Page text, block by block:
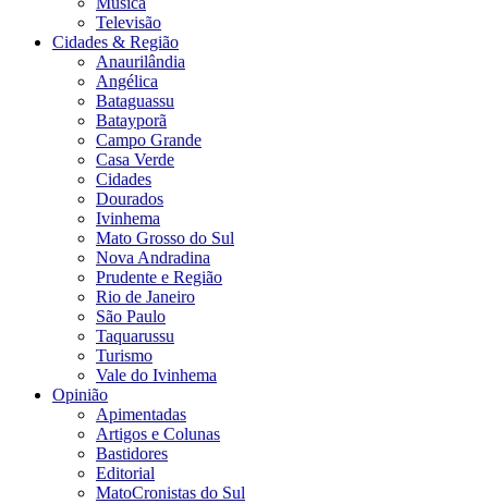
Televisão
Cidades & Região
Anaurilândia
Angélica
Bataguassu
Batayporã
Campo Grande
Casa Verde
Cidades
Dourados
Ivinhema
Mato Grosso do Sul
Nova Andradina
Prudente e Região
Rio de Janeiro
São Paulo
Taquarussu
Turismo
Vale do Ivinhema
Opinião
Apimentadas
Artigos e Colunas
Bastidores
Editorial
MatoCronistas do Sul